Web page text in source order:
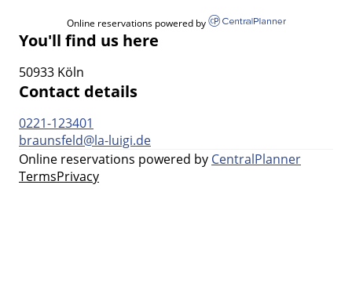
Online reservations powered by
You'll find us here
50933 Köln
Contact details
0221-123401
braunsfeld@la-luigi.de
Online reservations powered by CentralPlanner
TermsPrivacy